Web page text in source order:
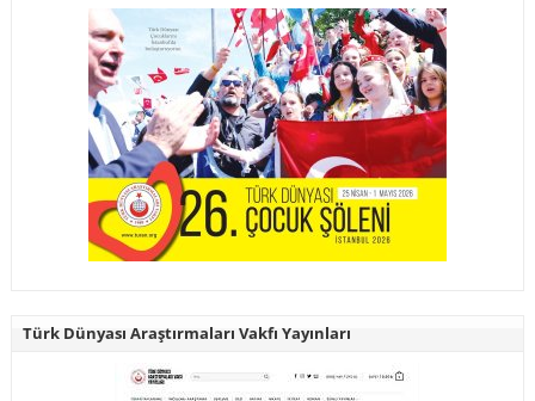
Türk Dünyası Araştırmaları Vakfı Yayınları